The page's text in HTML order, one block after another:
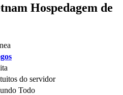
Hospedagem de
do servidor
Todo